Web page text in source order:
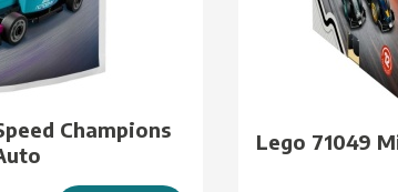
Champions
Lego 71049